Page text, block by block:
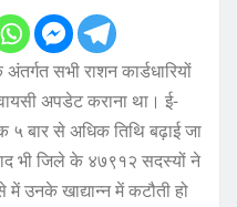
सभी राशन कार्डधारियों
अपडेट कराना था। ई-
बार से अधिक तिथि बढ़ाई जा
भी जिले के ४७९१२ सदस्यों ने
उनके खाद्यान्न में कटौती हो